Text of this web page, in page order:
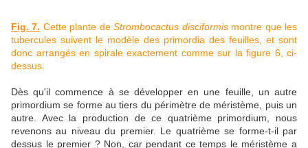
Fig. 7. Cette plante deStrombocactus disciformismontre que les
tubercules suivent le modèle des primordia des feuilles, et sont
donc arrangés en spirale exactement comme sur la figure 6, ci-
dessus.
Dès qu'il commence à se développer en une feuille, un autre
primordium se forme au tiers du périmètre de méristème, puis un
autre. Avec la production de ce quatrième primordium, nous
revenons au niveau du premier. Le quatrième se forme-t-il par
dessus le premier ? Non, car pendant ce temps le méristème a